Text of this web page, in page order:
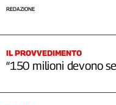
REDAZIONE
IL PROVVEDIMENTO
“150 milioni devono